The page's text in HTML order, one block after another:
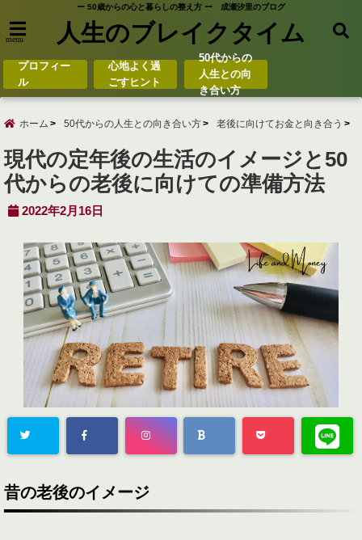
ー 50歳からの心と暮らしの整え方 ー 成瀬汐里のブログ
menu 人生のブレイクタイム
プロフィー
ル
心地よく過
ごすヒント
50代からの
人生との向
き合い方
ホーム 50代からの人生との向き合い方 老後に向けてお金と向き合う
現代の定年後の生活のイメージと50
代からの老後に向けての準備方法
2022年2月16日
昔の老後のイメージ